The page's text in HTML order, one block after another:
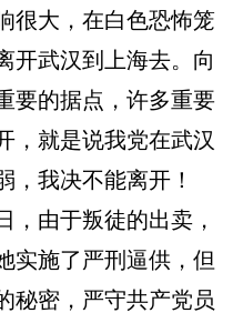
很大，在白色恐怖笼
开武汉到上海去。向
要的据点，许多重要
，就是说我党在武汉
，我决不能离开！
由于叛徒的出卖，
实施了严刑逼供，但
秘密，严守共产党员